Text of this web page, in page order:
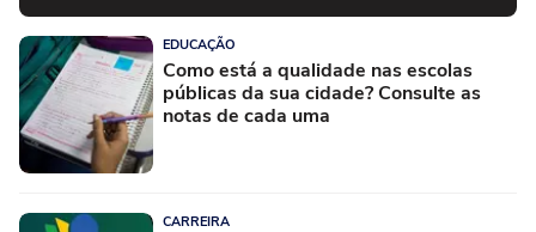
EDUCAÇÃO
Como está a qualidade nas escolas
públicas da sua cidade? Consulte as
notas de cada uma
CARREIRA